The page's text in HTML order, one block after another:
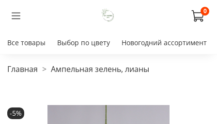
0
Все товары Выбор по цвету Новогодний ассортимент
Главная Ампельная зелень, лианы
-5%